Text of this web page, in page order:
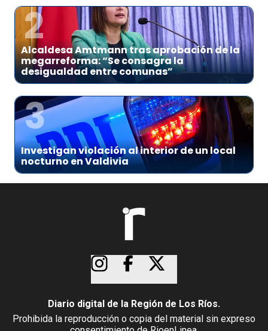
2
Alcaldesa Amtmann tras aprobación de la
megarreforma: “Se consagra la
desigualdad entre comunas”
3
Investigan violación al interior de un local
nocturno en Valdivia
Diario digital de la Región de Los Ríos.
Prohibida la reproducción o copia del material sin expreso